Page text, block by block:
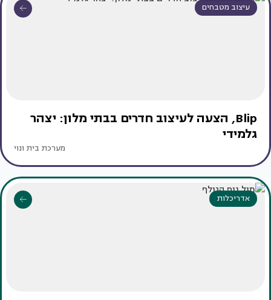
עיצוב מטבחים
Blip, הצעה לעיצוב חדרים בבתי מלון: יצהר
גלמידי
מערכת בית ונוי
אדריכלות